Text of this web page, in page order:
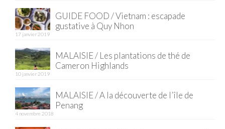
EUROPE
La Réunion
Poitou
GUIDE FOOD / Vietnam : escapade
gustative à Quy Nhon
17 janvier 2019
MALAISIE / Les plantations de thé de
Cameron Highlands
10 janvier 2019
MALAISIE / A la découverte de l’île de
Penang
4 novembre 2018